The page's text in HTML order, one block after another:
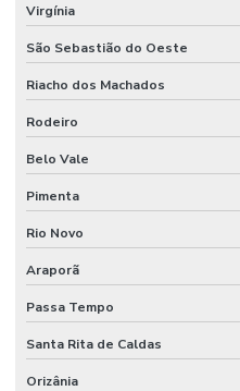
Virgínia
São Sebastião do Oeste
Riacho dos Machados
Rodeiro
Belo Vale
Pimenta
Rio Novo
Araporã
Passa Tempo
Santa Rita de Caldas
Orizânia